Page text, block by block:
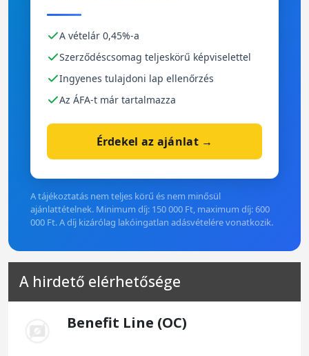
A vételár 0,45%-a
Szerződéscsomag teljeskörű képviselettel
Ingyenes tulajdoni lap ellenőrzés
Az ÁFA-t már tartalmazza
Érdekel az ajánlat →
A tájékoztatás nem teljes körű és nem minősül
ajánlattételnek. Minimum díj: 150 000 Ft, maximum díj: 600
000 Ft. A díj kizárólag lakóingatlan adásvételére vonatkozik.
A hirdető elérhetősége
Benefit Line (OC)